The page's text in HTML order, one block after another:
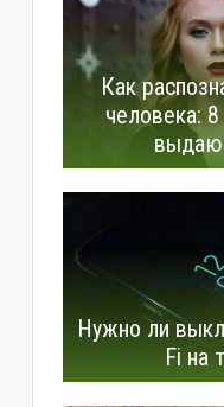
Как
человека:
Нужно ли
Fi на